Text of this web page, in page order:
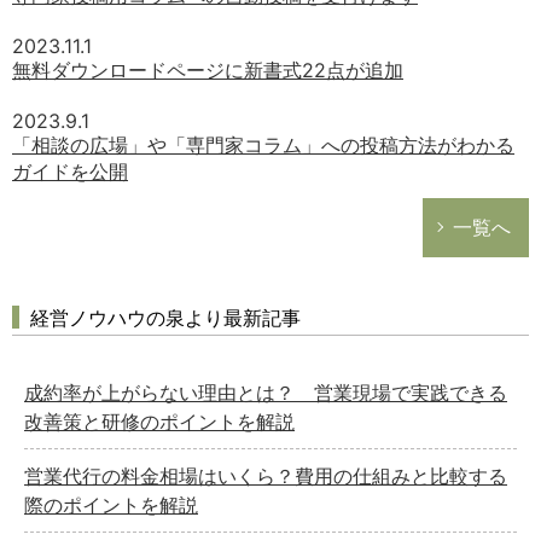
労務管理
企業法務
次へ
2023.11.1
無料ダウンロードページに新書式22点が追加
2023.9.1
「相談の広場」や「専門家コラム」への投稿方法がわかる
ガイドを公開
一覧へ
経営ノウハウの泉より最新記事
成約率が上がらない理由とは？ 営業現場で実践できる
改善策と研修のポイントを解説
営業代行の料金相場はいくら？費用の仕組みと比較する
際のポイントを解説